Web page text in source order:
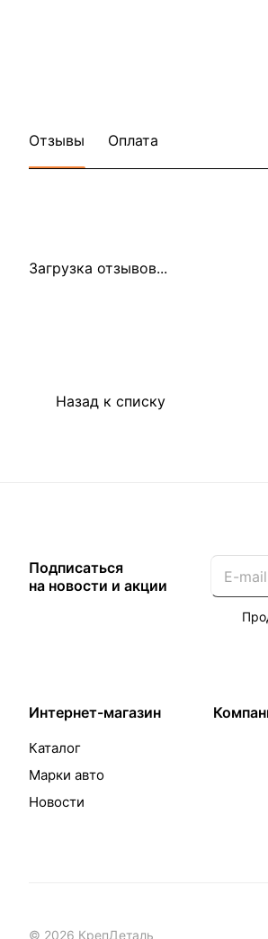
Отзывы Оплата
Загрузка отзывов...
Назад к списку
Подписаться
на новости и акции
Интернет-магазин
Каталог
Марки авто
Новости
© 2026 КрепДеталь